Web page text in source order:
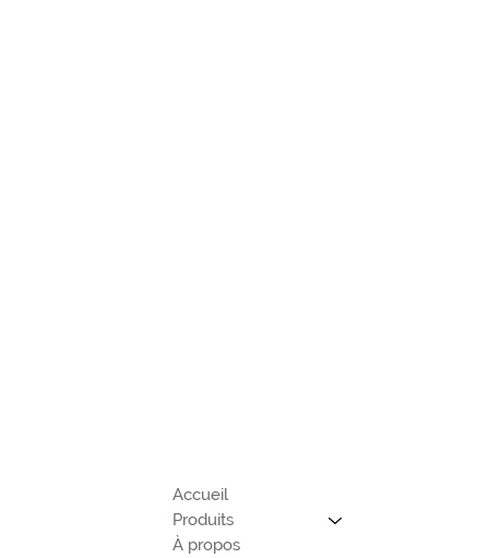
Accueil
Produits
À propos